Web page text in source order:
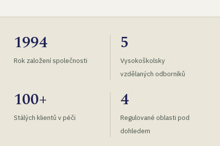
1994
Rok založení společnosti
5
Vysokoškolsky
vzdělaných odborníků
100+
Stálých klientů v péči
4
Regulované oblasti pod
dohledem